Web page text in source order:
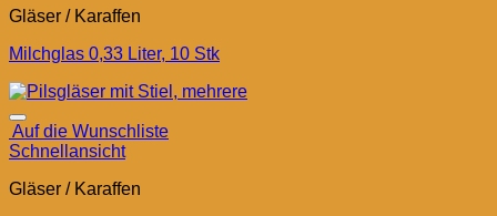
Gläser / Karaffen
Milchglas 0,33 Liter, 10 Stk
Auf die Wunschliste
Schnellansicht
Gläser / Karaffen